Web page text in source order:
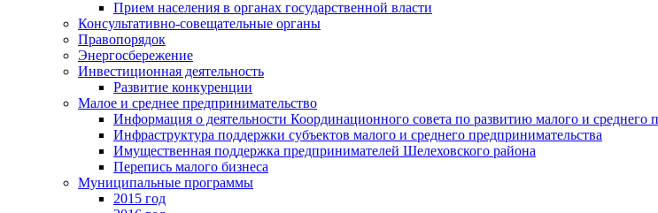
Прием населения в органах государственной власти
Консультативно-совещательные органы
Правопорядок
Энергосбережение
Инвестиционная деятельность
Развитие конкуренции
Малое и среднее предпринимательство
Информация о деятельности Координационного совета по развитию малого и среднего
Инфраструктура поддержки субъектов малого и среднего предпринимательства
Имущественная поддержка предпринимателей Шелеховского района
Перепись малого бизнеса
Муниципальные программы
2015 год